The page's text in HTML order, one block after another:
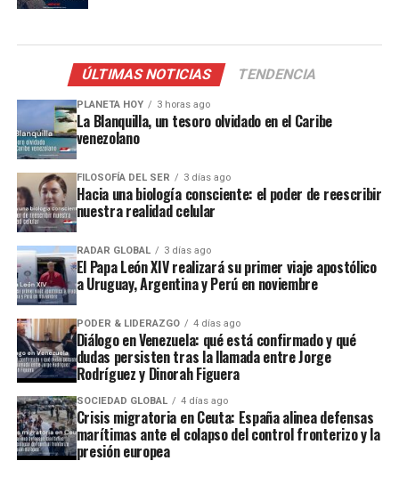
ÚLTIMAS NOTICIAS TENDENCIA
PLANETA HOY 3 horas ago
La Blanquilla, un tesoro olvidado en el Caribe
venezolano
FILOSOFÍA DEL SER 3 días ago
Hacia una biología consciente: el poder de reescribir
nuestra realidad celular
RADAR GLOBAL 3 días ago
El Papa León XIV realizará su primer viaje apostólico
a Uruguay, Argentina y Perú en noviembre
PODER & LIDERAZGO 4 días ago
Diálogo en Venezuela: qué está confirmado y qué
dudas persisten tras la llamada entre Jorge
Rodríguez y Dinorah Figuera
SOCIEDAD GLOBAL 4 días ago
Crisis migratoria en Ceuta: España alinea defensas
marítimas ante el colapso del control fronterizo y la
presión europea